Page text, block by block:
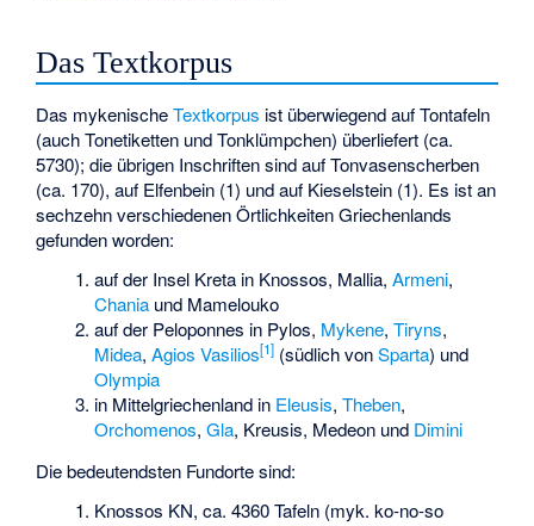
Das Textkorpus
Das mykenischeTextkorpus ist überwiegend auf Tontafeln
(auch Tonetiketten und Tonklümpchen) überliefert (ca.
5730); die übrigen Inschriften sind auf Tonvasenscherben
(ca. 170), auf Elfenbein (1) und auf Kieselstein (1). Es ist an
sechzehn verschiedenen Örtlichkeiten Griechenlands
gefunden worden:
auf der Insel Kreta in Knossos, Mallia,Armeni,
Chania und Mamelouko
auf der Peloponnes in Pylos, Mykene,Tiryns,
Midea,Agios Vasilios[1] (südlich vonSparta) und
Olympia
in Mittelgriechenland in Eleusis,Theben,
Orchomenos,Gla, Kreusis, Medeon und Dimini
Die bedeutendsten Fundorte sind:
Knossos KN, ca. 4360 Tafeln (myk. ko-no-so